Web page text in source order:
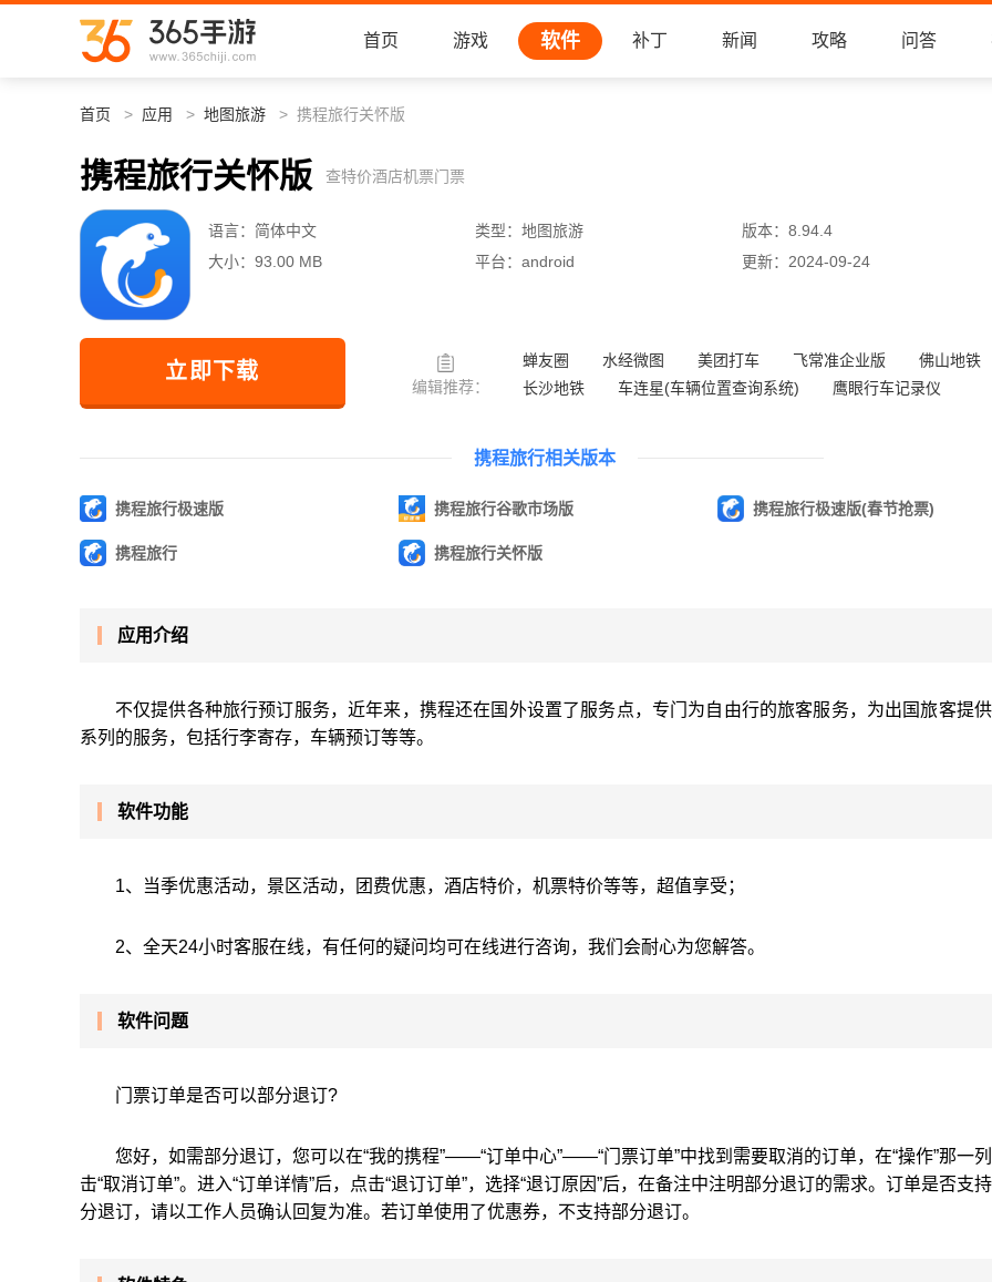
首页 游戏 软件 补丁 新闻 攻略 问答
首页 应用 地图旅游 携程旅行关怀版
携程旅行关怀版 查特价酒店机票门票
语言： 简体中文 类型： 地图旅游 版本： 8.94.4
大小： 93.00 MB 平台： android 更新： 2024-09-24
立即下载
编辑推荐：
蝉友圈 水经微图 美团打车 飞常准企业版
佛山地铁
长沙地铁
车连星(车辆位置查询系统) 鹰眼行车记录仪
携程旅行相关版本
携程旅行极速版 携程旅行谷歌市场版 携程旅行极速版(春节抢票)
携程旅行 携程旅行关怀版
应用介绍
不仅提供各种旅行预订服务，近年来，携程还在国外设置了服务点，专门为自由行的旅客服务，为出国旅客提
系列的服务，包括行李寄存，车辆预订等等。
软件功能
1、当季优惠活动，景区活动，团费优惠，酒店特价，机票特价等等，超值享受；
2、全天24小时客服在线，有任何的疑问均可在线进行咨询，我们会耐心为您解答。
软件问题
门票订单是否可以部分退订?
您好，如需部分退订，您可以在“我的携程”——“订单中心”——“门票订单”中找到需要取消的订单，在“操作”那一
击“取消订单”。进入“订单详情”后，点击“退订订单”，选择“退订原因”后，在备注中注明部分退订的需求。订单是否支
分退订，请以工作人员确认回复为准。若订单使用了优惠券，不支持部分退订。